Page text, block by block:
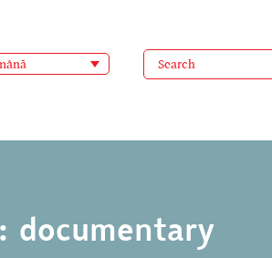
documentary